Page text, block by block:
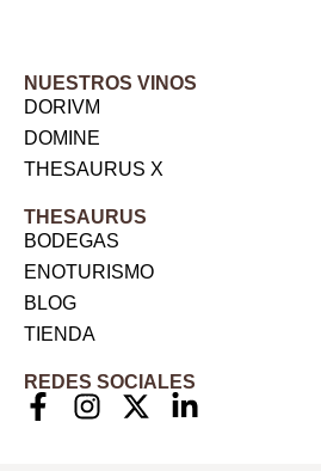
NUESTROS VINOS
DORIVM
DOMINE
THESAURUS X
THESAURUS
BODEGAS
ENOTURISMO
BLOG
TIENDA
REDES SOCIALES